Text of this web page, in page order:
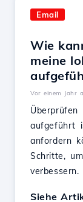
Email
Wie
meine
Vor einem Jahr
aufgeführt
anfordern
Schritte,
verbessern.
Siehe